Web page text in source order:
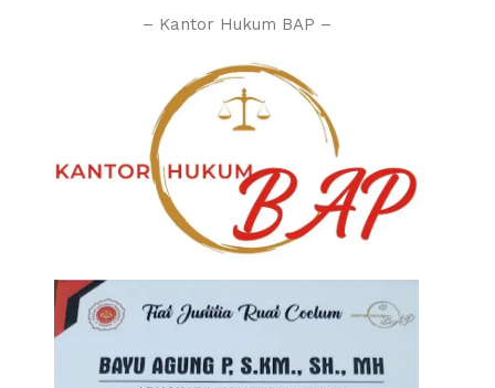
– Kantor Hukum BAP –